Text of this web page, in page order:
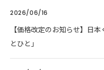
2026/06/16
【価格改定のお知らせ】日
とひと」